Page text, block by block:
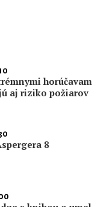
aj riziko požiarov
8